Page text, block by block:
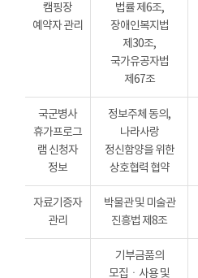
캠핑장
예약자 관리
법률 제6조,
장애인복지법
제30조,
국가유공자법
제67조
국군병사
휴가프로그
램 신청자
정보
정보주체 동의,
나라사랑
정신함양을 위한
상호협력 협약
자료기증자
관리
박물관 및 미술관
진흥법 제8조
기부금품의
모집ㆍ사용 및